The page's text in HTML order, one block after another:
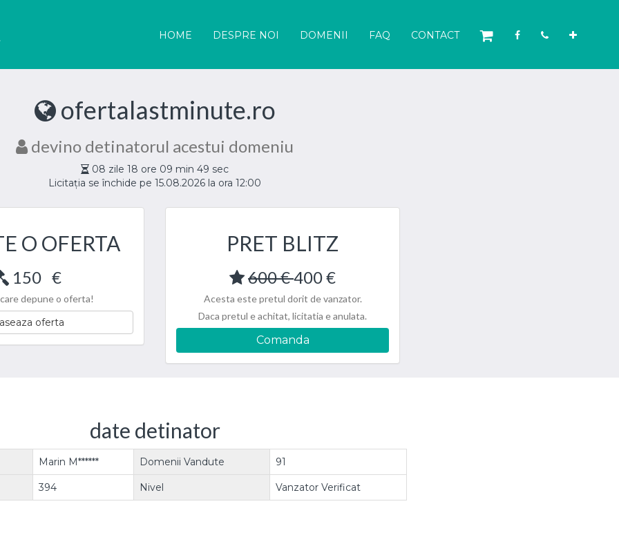
HOME DESPRE NOI DOMENII FAQ CONTACT
ofertalastminute.ro
devino detinatorul acestui domeniu
08 zile 18 ore 09 min 48 sec
Licitația se închide pe 15.08.2026 la ora 12:00
O OFERTA
150 €
depune o oferta!
oferta
PRET BLITZ
600 €400 €
Acesta este pretul dorit de vanzator.
Daca pretul e achitat, licitatia e anulata.
Comanda
date detinator
Marin M****** Domenii Vandute 91
394 Nivel Vanzator Verificat